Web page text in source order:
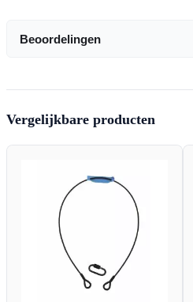
Beoordelingen
Vergelijkbare producten